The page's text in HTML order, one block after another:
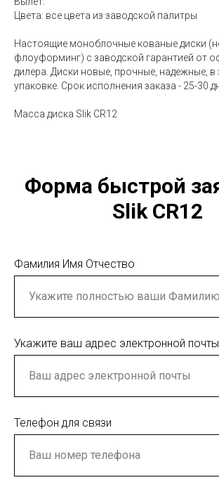
Цвета: все цвета из заводской палитры
Настоящие моноблочные кованые диски
флоуформинг) с заводской гарантией от
дилера. Диски новые, прочные, надежные, в
упаковке. Срок исполнения заказа - 25-30
Масса диска Slik CR12
Форма быстрой
Slik CR12
Фамилия Имя Отчество
Укажите ваш адрес электронной почты
Телефон для связи